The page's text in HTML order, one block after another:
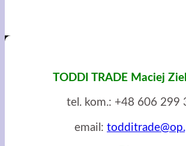
TODDI TRADE Maciej
tel. kom.: +48 606 299
email: